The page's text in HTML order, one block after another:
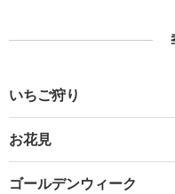
いちご狩り
お花見
ゴールデンウィーク